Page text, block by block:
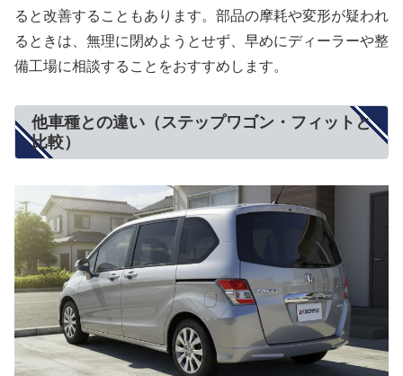
ると改善することもあります。部品の摩耗や変形が疑われ
るときは、無理に閉めようとせず、早めにディーラーや整
備工場に相談することをおすすめします。
他車種との違い（ステップワゴン・フィットと
比較）